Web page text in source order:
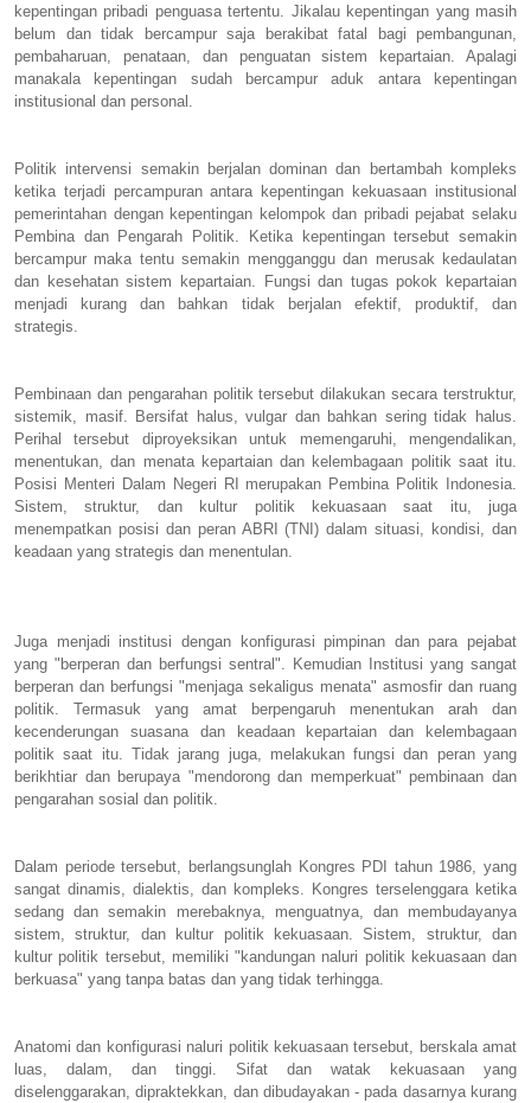
kepentingan pribadi penguasa tertentu. Jikalau kepentingan yang masih
belum dan tidak bercampur saja berakibat fatal bagi pembangunan,
pembaharuan, penataan, dan penguatan sistem kepartaian. Apalagi
manakala kepentingan sudah bercampur aduk antara kepentingan
institusional dan personal.
Politik intervensi semakin berjalan dominan dan bertambah kompleks
ketika terjadi percampuran antara kepentingan kekuasaan institusional
pemerintahan dengan kepentingan kelompok dan pribadi pejabat selaku
Pembina dan Pengarah Politik. Ketika kepentingan tersebut semakin
bercampur maka tentu semakin mengganggu dan merusak kedaulatan
dan kesehatan sistem kepartaian. Fungsi dan tugas pokok kepartaian
menjadi kurang dan bahkan tidak berjalan efektif, produktif, dan
strategis.
Pembinaan dan pengarahan politik tersebut dilakukan secara terstruktur,
sistemik, masif. Bersifat halus, vulgar dan bahkan sering tidak halus.
Perihal tersebut diproyeksikan untuk memengaruhi, mengendalikan,
menentukan, dan menata kepartaian dan kelembagaan politik saat itu.
Posisi Menteri Dalam Negeri RI merupakan Pembina Politik Indonesia.
Sistem, struktur, dan kultur politik kekuasaan saat itu, juga
menempatkan posisi dan peran ABRI (TNI) dalam situasi, kondisi, dan
keadaan yang strategis dan menentulan.
Juga menjadi institusi dengan konfigurasi pimpinan dan para pejabat
yang "berperan dan berfungsi sentral". Kemudian Institusi yang sangat
berperan dan berfungsi "menjaga sekaligus menata" asmosfir dan ruang
politik. Termasuk yang amat berpengaruh menentukan arah dan
kecenderungan suasana dan keadaan kepartaian dan kelembagaan
politik saat itu. Tidak jarang juga, melakukan fungsi dan peran yang
berikhtiar dan berupaya "mendorong dan memperkuat" pembinaan dan
pengarahan sosial dan politik.
Dalam periode tersebut, berlangsunglah Kongres PDI tahun 1986, yang
sangat dinamis, dialektis, dan kompleks. Kongres terselenggara ketika
sedang dan semakin merebaknya, menguatnya, dan membudayanya
sistem, struktur, dan kultur politik kekuasaan. Sistem, struktur, dan
kultur politik tersebut, memiliki "kandungan naluri politik kekuasaan dan
berkuasa" yang tanpa batas dan yang tidak terhingga.
Anatomi dan konfigurasi naluri politik kekuasaan tersebut, berskala amat
luas, dalam, dan tinggi. Sifat dan watak kekuasaan yang
diselenggarakan, dipraktekkan, dan dibudayakan - pada dasarnya kurang